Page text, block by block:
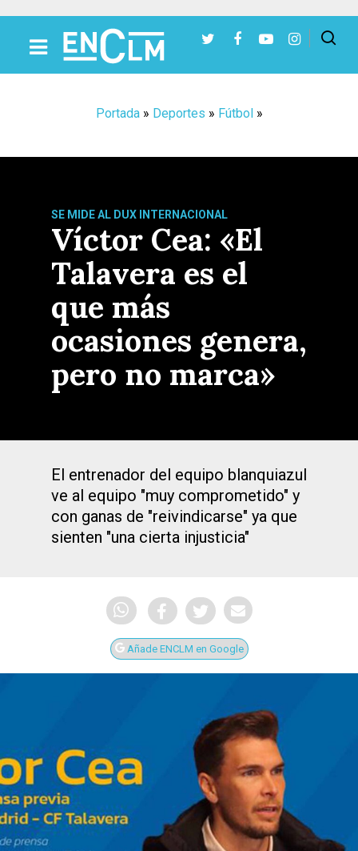
Portada» Deportes » Fútbol»
SE MIDE AL DUX INTERNACIONAL
Víctor Cea: «El
Talavera es el
que más
ocasiones genera,
pero no marca»
El entrenador del equipo blanquiazul
ve al equipo "muy comprometido" y
con ganas de "reivindicarse" ya que
sienten "una cierta injusticia"
Añade ENCLM en Google